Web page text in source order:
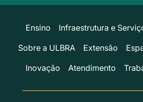
Ensino Infraestrutura e
Sobre a ULBRA
Extensão
Inovação
Atendimento